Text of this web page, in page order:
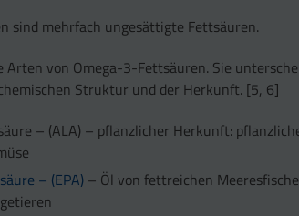
sind mehrfach ungesättigte Fettsäuren.
Arten von Omega-3-Fettsäuren. Sie
Struktur und der Herkunft. [5, 6]
– (ALA) – pflanzlicher Herkunft:
– (EPA) – Öl von fettreichen